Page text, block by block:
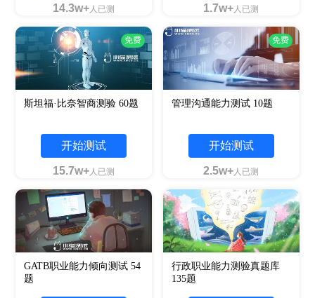
14.3w+人已测 1.7w+人已测
免费
斯坦福·比奈智商测验 60题
开始测试
15.7w+人已测
免费
管理沟通能力测试 10题
开始测试
2.5w+人已测
GATB职业能力倾向测试 54
题
行政职业能力测验真题库
135题